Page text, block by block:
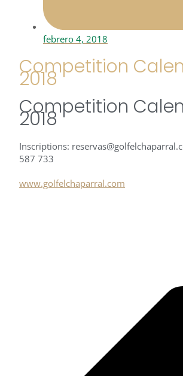
febrero 4, 2018
Competition
2018
Competition
2018
Inscriptions:
587 733
www.golfelchaparral.com